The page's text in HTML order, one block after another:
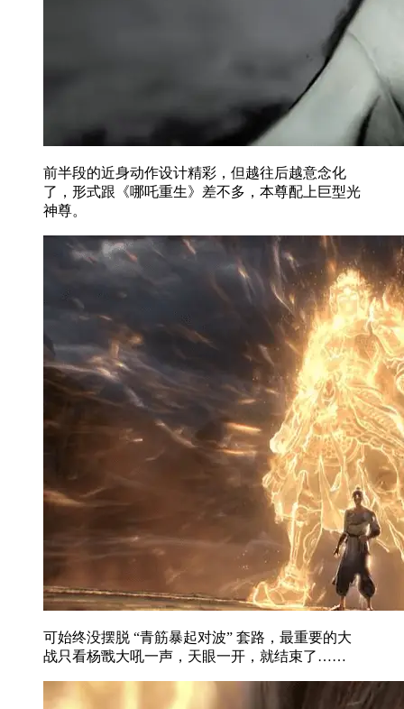
前半段的近身动作设计精彩，但越往后越意念化
了，形式跟《哪吒重生》差不多，本尊配上巨型光
神尊。
可始终没摆脱 “青筋暴起对波” 套路，最重要的大
战只看杨戬大吼一声，天眼一开，就结束了……